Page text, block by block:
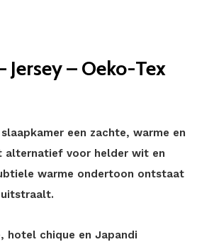
– Oeko-Tex
een zachte, warme en
alternatief voor helder wit en
warme ondertoon ontstaat
hotel chique en Japandi